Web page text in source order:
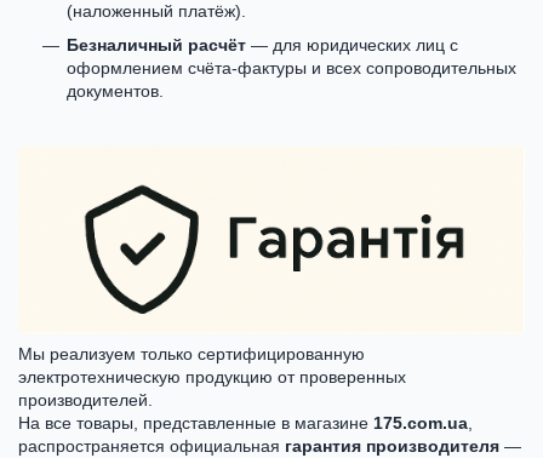
(наложенный платёж).
Безналичный расчёт — для юридических лиц с
оформлением счёта-фактуры и всех сопроводительных
документов.
Мы реализуем только сертифицированную
электротехническую продукцию от проверенных
производителей.
На все товары, представленные в магазине 175.com.ua,
распространяется официальная гарантия производителя —